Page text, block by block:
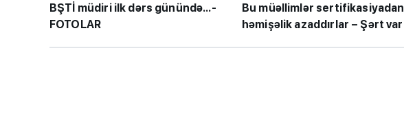
BŞTİ müdiri ilk dərs günündə...-
FOTOLAR
Bu müəllimlər sertifikasiyadan
həmişəlik azaddırlar – Şərt var